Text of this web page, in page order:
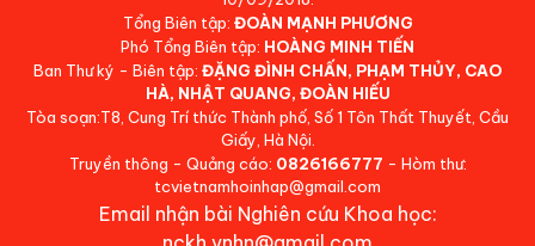
Tổng Biên tập: ĐOÀN MẠNH PHƯƠNG
Phó Tổng Biên tập: HOÀNG MINH TIẾN
Ban Thư ký - Biên tập: ĐẶNG ĐÌNH CHẤN, PHẠM THỦY, CAO
HÀ, NHẬT QUANG, ĐOÀN HIẾU
Tòa soạn:T8, Cung Trí thức Thành phố, Số 1 Tôn Thất Thuyết, Cầu
Giấy, Hà Nội.
Truyền thông - Quảng cáo: 0826166777 - Hòm thư:
tcvietnamhoinhap@gmail.com
Email nhận bài Nghiên cứu Khoa học: